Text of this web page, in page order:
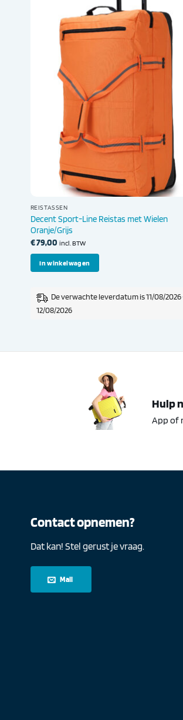
REISTASSEN
Decent Sport-Line Reistas met Wielen
Oranje/Grijs
€79,00 incl. BTW
In winkelwagen
De verwachte leverdatum is 11/08/2026
12/08/2026
Hulp
App of
Contact opnemen?
Dat kan! Stel gerust je vraag.
Mail